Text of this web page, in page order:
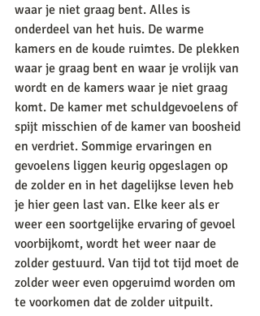
waar je niet graag bent. Alles is
onderdeel van het huis. De warme
kamers en de koude ruimtes. De plekken
waar je graag bent en waar je vrolijk van
wordt en de kamers waar je niet graag
komt. De kamer met schuldgevoelens of
spijt misschien of de kamer van boosheid
en verdriet. Sommige ervaringen en
gevoelens liggen keurig opgeslagen op
de zolder en in het dagelijkse leven heb
je hier geen last van. Elke keer als er
weer een soortgelijke ervaring of gevoel
voorbijkomt, wordt het weer naar de
zolder gestuurd. Van tijd tot tijd moet de
zolder weer even opgeruimd worden om
te voorkomen dat de zolder uitpuilt.